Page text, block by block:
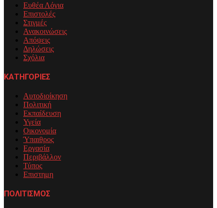
Ευθέα Λόγια
Επιστολές
Στιγμές
Ανακοινώσεις
Απόψεις
Δηλώσεις
Σχόλια
ΚΑΤΗΓΟΡΙΕΣ
Αυτοδιοίκηση
Πολιτική
Εκπαίδευση
Υγεία
Οικονομία
Ύπαιθρος
Εργασία
Περιβάλλον
Τύπος
Επιστημη
ΠΟΛΙΤΙΣΜΟΣ